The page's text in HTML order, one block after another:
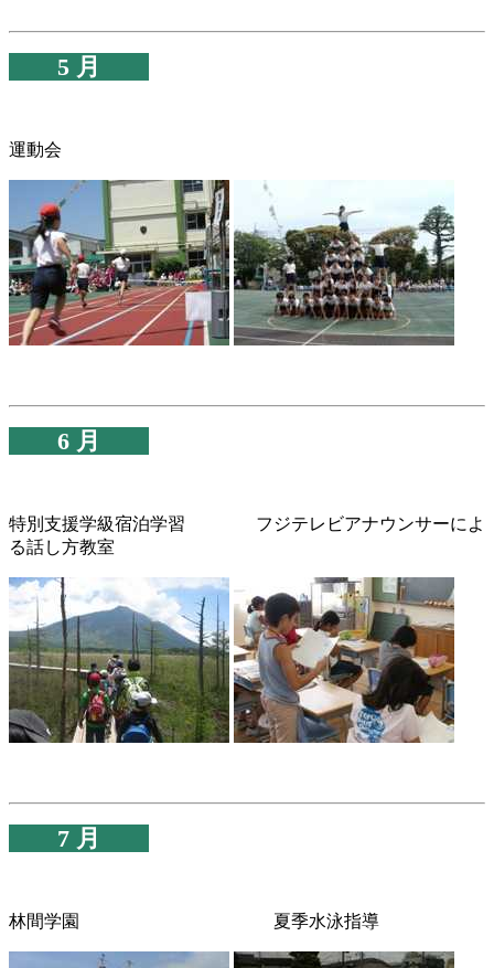
5 月
運動会
6 月
特別支援学級宿泊学習 フジテレビアナウンサーによ
る話し方教室
7 月
林間学園 夏季水泳指導